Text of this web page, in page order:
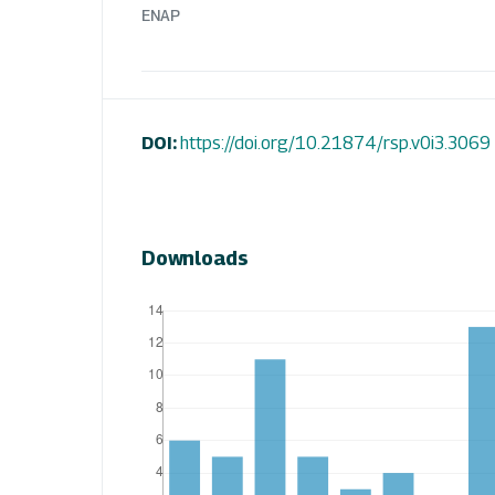
ENAP
DOI:https://doi.org/10.21874/rsp.v0i3.3069
Downloads